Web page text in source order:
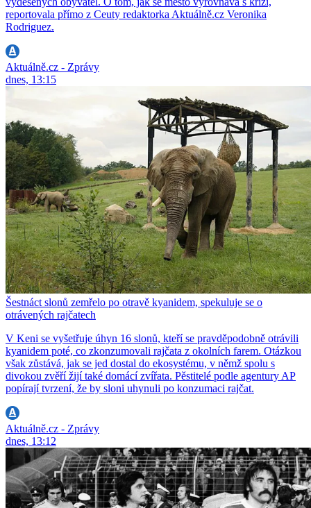
reportovala přímo z Ceuty redaktorka Aktuálně.cz Veronika
Rodriguez.
Aktuálně.cz - Zprávy
dnes, 13:15
Šestnáct slonů zemřelo po otravě kyanidem, spekuluje se o
otrávených rajčatech
V Keni se vyšetřuje úhyn 16 slonů, kteří se pravděpodobně otrávili
kyanidem poté, co zkonzumovali rajčata z okolních farem. Otázkou
však zůstává, jak se jed dostal do ekosystému, v němž spolu s
divokou zvěří žijí také domácí zvířata. Pěstitelé podle agentury AP
popírají tvrzení, že by sloni uhynuli po konzumaci rajčat.
Aktuálně.cz - Zprávy
dnes, 13:12